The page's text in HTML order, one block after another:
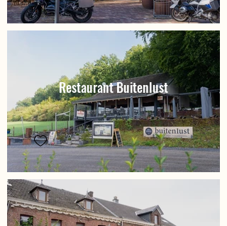
Restaurant Buitenlust